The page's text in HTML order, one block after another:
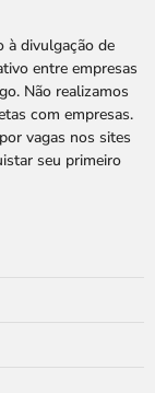
divulgação de
entre empresas
Não realizamos
com empresas.
vagas nos sites
seu primeiro